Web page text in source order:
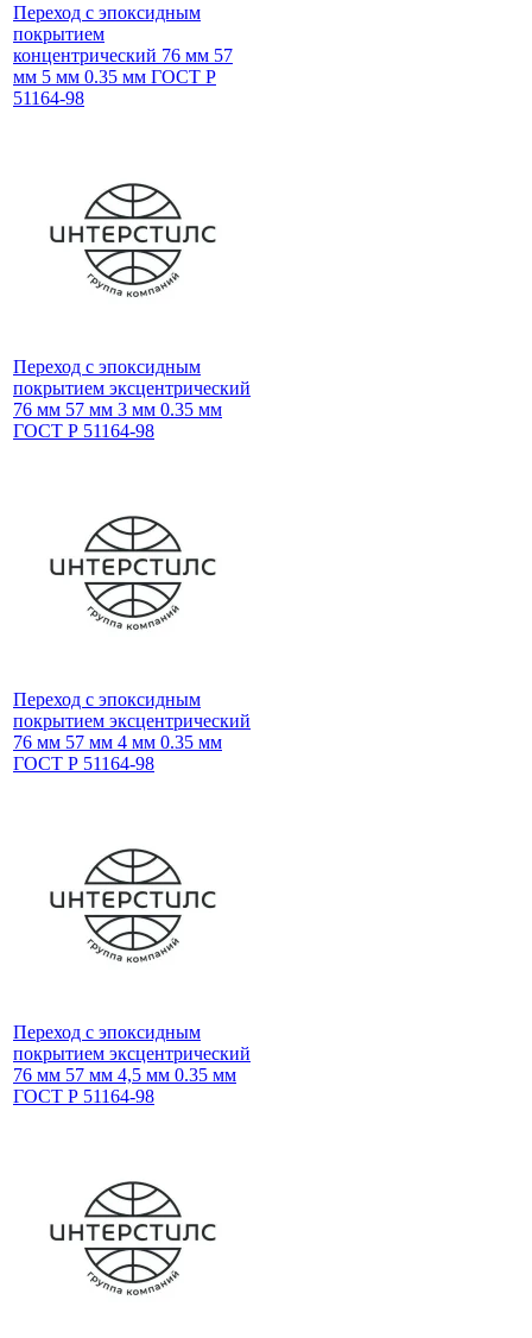
Переход с эпоксидным
покрытием
концентрический 76 мм 57
мм 5 мм 0.35 мм ГОСТ Р
51164-98
Переход с эпоксидным
покрытием эксцентрический
76 мм 57 мм 3 мм 0.35 мм
ГОСТ Р 51164-98
Переход с эпоксидным
покрытием эксцентрический
76 мм 57 мм 4 мм 0.35 мм
ГОСТ Р 51164-98
Переход с эпоксидным
покрытием эксцентрический
76 мм 57 мм 4,5 мм 0.35 мм
ГОСТ Р 51164-98